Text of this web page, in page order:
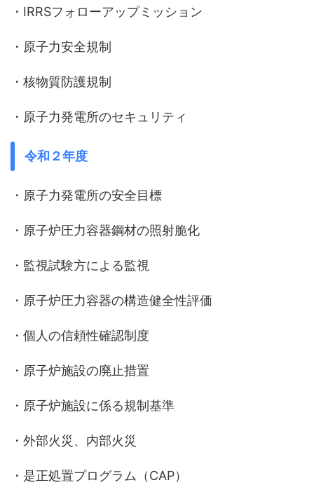
・IRRSフォローアップミッション
・原子力安全規制
・核物質防護規制
・原子力発電所のセキュリティ
令和２年度
・原子力発電所の安全目標
・原子炉圧力容器鋼材の照射脆化
・監視試験方による監視
・原子炉圧力容器の構造健全性評価
・個人の信頼性確認制度
・原子炉施設の廃止措置
・原子炉施設に係る規制基準
・外部火災、内部火災
・是正処置プログラム（CAP）